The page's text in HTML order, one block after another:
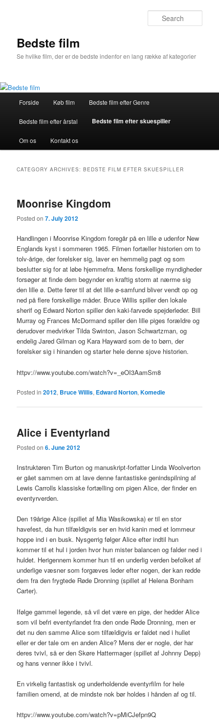
Bedste film
Se hvilke film, der er de bedste indenfor en lang række af kategorier
Forside Køb film Bedste film efter Genre
Bedste film efter årstal Bedste film efter skuespiller
Om os Kontakt os
CATEGORY ARCHIVES:BEDSTE FILM EFTER SKUESPILLER
Moonrise Kingdom
Posted on7. July 2012
Handlingen i Moonrise Kingdom foregår på en lille ø udenfor New
Englands kyst i sommeren 1965. Filmen fortæller historien om to
tolv-årige, der forelsker sig, laver en hemmelig pagt og som
beslutter sig for at løbe hjemmefra. Mens forskellige myndigheder
forsøger at finde dem begynder en kraftig storm at nærme sig
den lille ø. Dette fører til at det lille ø-samfund bliver vendt op og
ned på flere forskellige måder. Bruce Willis spiller den lokale
sherif og Edward Norton spiller den kaki-farvede spejderleder. Bill
Murray og Frances McDormand spiller den lille piges forældre og
derudover medvirker Tilda Swinton, Jason Schwartzman, og
endelig Jared Gilman og Kara Hayward som de to børn, der
forelsker sig i hinanden og starter hele denne sjove historien.
httpv://www.youtube.com/watch?v=_eOI3AamSm8
Posted in 2012, Bruce Willis, Edward Norton,Komedie
Alice i Eventyrland
Posted on6. June 2012
Instruktøren Tim Burton og manuskript-forfatter Linda Woolverton
er gået sammen om at lave denne fantastiske genindspilning af
Lewis Carrolls klassiske fortælling om pigen Alice, der finder en
eventyrverden.
Den 19årige Alice (spillet af Mia Wasikowska) er til en stor
havefest, da hun tilfældigvis ser en hvid kanin med et lommeur
hoppe ind i en busk. Nysgerrig følger Alice efter indtil hun
kommer til et hul i jorden hvor hun mister balancen og falder ned i
huldet. Herigennem kommer hun til en underlig verden befolket af
underlige væsner som forgæves leder efter nogen, der kan redde
dem fra den frygtede Røde Dronning (spillet af Helena Bonham
Carter).
Ifølge gammel legende, så vil det være en pige, der hedder Alice
som vil befri eventyrlandet fra den onde Røde Dronning, men er
det nu den samme Alice som tilfældigvis er faldet ned i hullet
eller er der tale om en anden Alice? Mens der er nogle, der har
deres tvivl, så er den Skøre Hattermager (spillet af Johnny Depp)
og hans venner ikke i tvivl.
En virkelig fantastisk og underholdende eventyrfilm for hele
familien omend, at de mindste nok bør holdes i hånden af og til.
httpv://www.youtube.com/watch?v=pMiCJefpn9Q